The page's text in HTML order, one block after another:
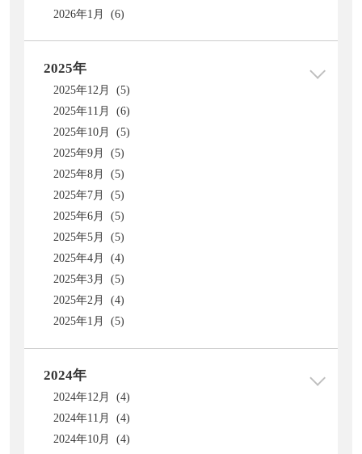
2026年1月 (6)
2025年
2025年12月 (5)
2025年11月 (6)
2025年10月 (5)
2025年9月 (5)
2025年8月 (5)
2025年7月 (5)
2025年6月 (5)
2025年5月 (5)
2025年4月 (4)
2025年3月 (5)
2025年2月 (4)
2025年1月 (5)
2024年
2024年12月 (4)
2024年11月 (4)
2024年10月 (4)